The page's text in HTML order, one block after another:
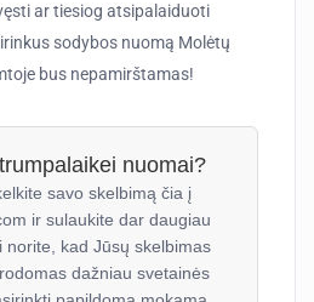
ar tiesiog atsipalaiduoti
sodybos nuomą Molėtų
bus nepamirštamas!
nuomai?
savo skelbimą čia į
ir sulaukite dar daugiau
norite, kad Jūsų skelbimas
dažniau svetainės